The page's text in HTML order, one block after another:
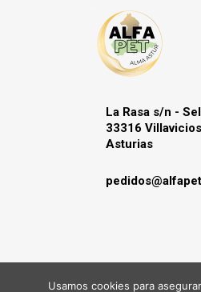
La Rasa s/n -
33316
Asturias
Usamos cookies para